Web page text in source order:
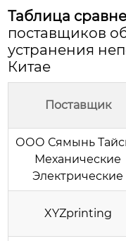
Таблица
поставщиков
устранения
Китае
Поставщик
ООО Сямынь
Механические
Электрические
XYZprinting